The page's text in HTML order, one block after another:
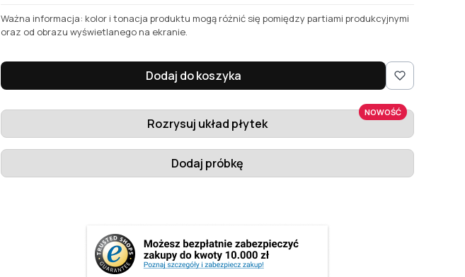
Ważna informacja: kolor i tonacja produktu mogą różnić się pomiędzy partiami produkcyjnymi
oraz od obrazu wyświetlanego na ekranie.
Dodaj do koszyka
NOWOŚĆ
Rozrysuj układ płytek
Dodaj próbkę